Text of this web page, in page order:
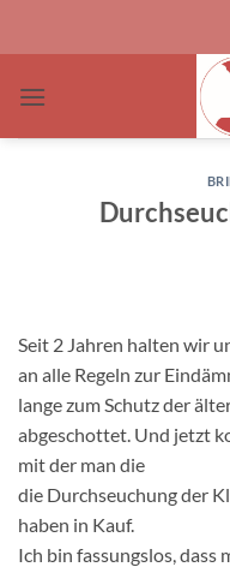
Seit 2 Jahren halten wir
an alle Regeln zur
lange zum Schutz der
abgeschottet. Und jetzt
mit der man die
die Durchseuchung der
haben in Kauf.
Ich bin fassungslos, dass